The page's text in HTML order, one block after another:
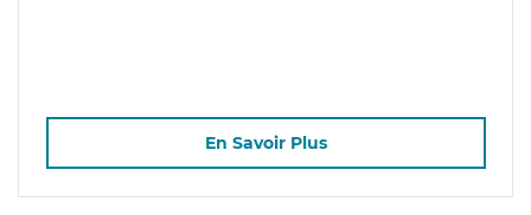
En Savoir Plus